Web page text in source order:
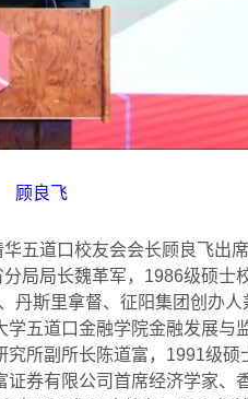
顾良飞
五道口校友会会长顾良飞出席
局局长魏革军， 1986级硕士
丹斯里拿督、征阳集团创办
五道口金融学院金融发展与
所副所长陈道富， 1991级硕
证券有限公司首席经济学家、